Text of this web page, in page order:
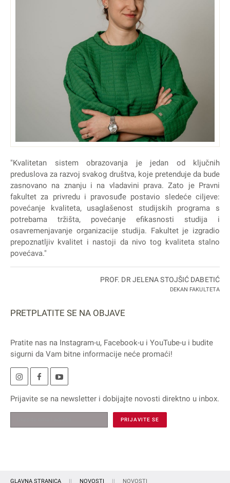
"Kvalitetan sistem obrazovanja je jedan od ključnih
preduslova za razvoj svakog društva, koje pretenduje da bude
zasnovano na znanju i na vladavini prava. Zato je Pravni
fakultet za privredu i pravosuđe postavio sledeće ciljeve:
povećanje kvaliteta, usaglašenost studijskih programa s
potrebama tržišta, povećanje efikasnosti studija i
osavremenjavanje organizacije studija. Fakultet je izgradio
prepoznatljiv kvalitet i nastoji da nivo tog kvaliteta stalno
povećava."
PROF. DR JELENA STOJŠIĆ DABETIĆ
DEKAN FAKULTETA
PRETPLATITE SE NA OBJAVE
Pratite nas na Instagram-u, Facebook-u i YouTube-u i budite
sigurni da Vam bitne informacije neće promaći!
Prijavite se na newsletter i dobijajte novosti direktno u inbox.
GLAVNA STRANICA NOVOSTI NOVOSTI